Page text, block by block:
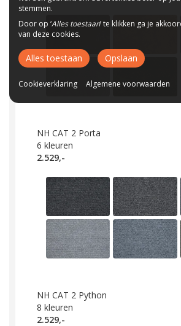
NH CAT 2 Porta
6 kleuren
2.529,-
NH CAT 2 Python
8 kleuren
2.529,-
stemmen.
Door op ‘Alles toestaan’ te klikken ga je
van deze cookies.
Alles toestaan Opslaan
Cookieverklaring Algemene voorwaarden